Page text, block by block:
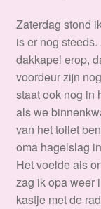
Zaterdag stond
is er nog
dakkapel erop,
voordeur zijn
staat ook nog in
als we
van het toilet
oma hagelslag
Het voelde als
zag ik opa weer
kastje met de